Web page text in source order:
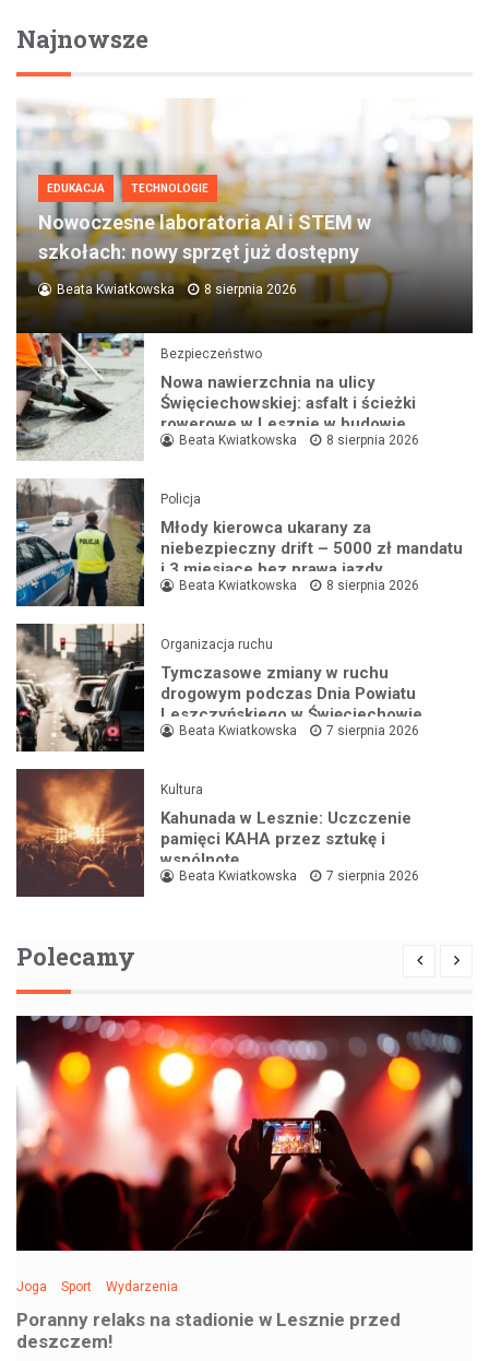
Najnowsze
EDUKACJA TECHNOLOGIE
Nowoczesne laboratoria AI i STEM w
szkołach: nowy sprzęt już dostępny
Beata Kwiatkowska 8 sierpnia 2026
Bezpieczeństwo
Nowa nawierzchnia na ulicy
Święciechowskiej: asfalt i ścieżki
rowerowe w Lesznie w budowie
Beata Kwiatkowska 8 sierpnia 2026
Policja
Młody kierowca ukarany za
niebezpieczny drift – 5000 zł mandatu
i 3 miesiące bez prawa jazdy
Beata Kwiatkowska 8 sierpnia 2026
Organizacja ruchu
Tymczasowe zmiany w ruchu
drogowym podczas Dnia Powiatu
Leszczyńskiego w Święciechowie
Beata Kwiatkowska 7 sierpnia 2026
Kultura
Kahunada w Lesznie: Uczczenie
pamięci KAHA przez sztukę i
wspólnotę
Beata Kwiatkowska 7 sierpnia 2026
Polecamy
Joga Sport Wydarzenia
Poranny relaks na stadionie w Lesznie przed
deszczem!